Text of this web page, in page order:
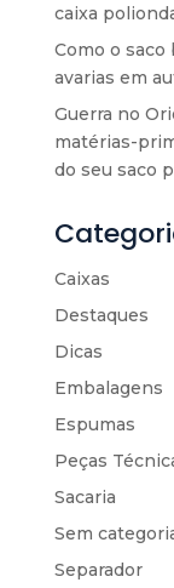
caixa
Como o saco
avarias em
Guerra no
matérias-
do seu saco
Caixas
Destaques
Dicas
Embalagens
Espumas
Peças
Sacaria
Sem
Separador